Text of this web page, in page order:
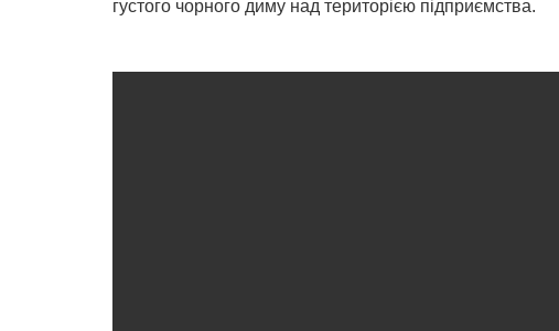
густого чорного диму над територією підприємства.